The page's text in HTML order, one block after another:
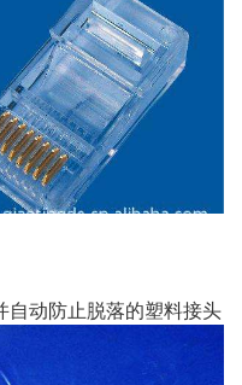
自动防止脱落的塑料接头